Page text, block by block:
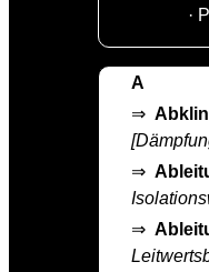
· P
A
⇒
⇒
⇒